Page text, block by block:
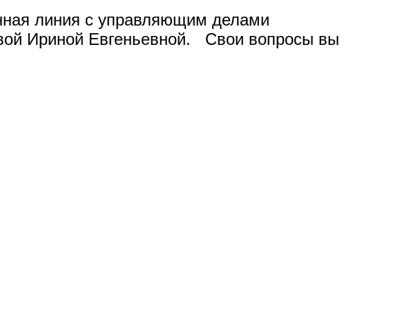
линия с управляющим делами
Ириной Евгеньевной. Свои вопросы вы